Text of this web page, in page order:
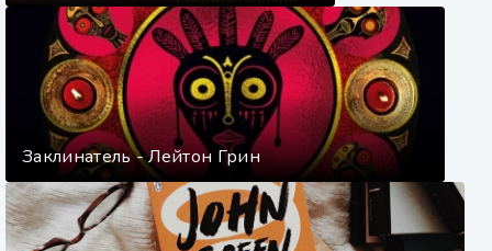
Заклинатель - Лейтон Грин